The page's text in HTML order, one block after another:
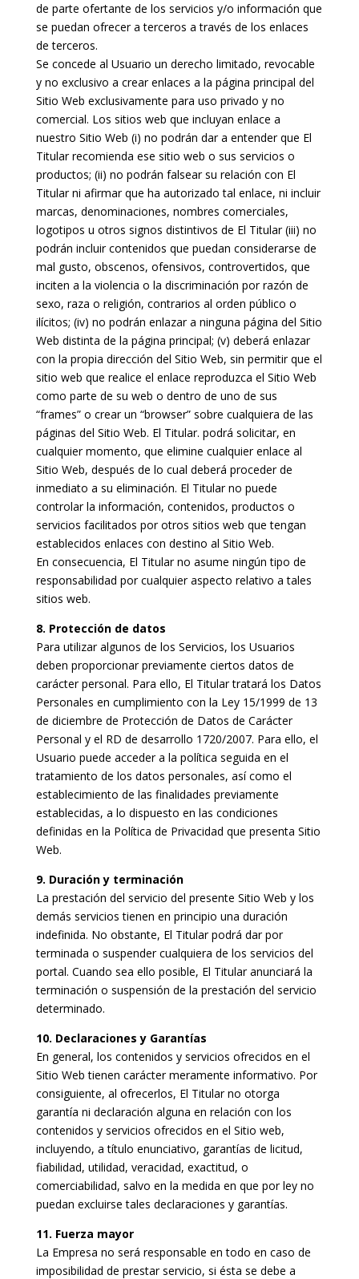
de parte ofertante de los servicios y/o información que
se puedan ofrecer a terceros a través de los enlaces
de terceros.
Se concede al Usuario un derecho limitado, revocable
y no exclusivo a crear enlaces a la página principal del
Sitio Web exclusivamente para uso privado y no
comercial. Los sitios web que incluyan enlace a
nuestro Sitio Web (i) no podrán dar a entender que El
Titular recomienda ese sitio web o sus servicios o
productos; (ii) no podrán falsear su relación con El
Titular ni afirmar que ha autorizado tal enlace, ni incluir
marcas, denominaciones, nombres comerciales,
logotipos u otros signos distintivos de El Titular (iii) no
podrán incluir contenidos que puedan considerarse de
mal gusto, obscenos, ofensivos, controvertidos, que
inciten a la violencia o la discriminación por razón de
sexo, raza o religión, contrarios al orden público o
ilícitos; (iv) no podrán enlazar a ninguna página del Sitio
Web distinta de la página principal; (v) deberá enlazar
con la propia dirección del Sitio Web, sin permitir que el
sitio web que realice el enlace reproduzca el Sitio Web
como parte de su web o dentro de uno de sus
“frames” o crear un “browser” sobre cualquiera de las
páginas del Sitio Web. El Titular. podrá solicitar, en
cualquier momento, que elimine cualquier enlace al
Sitio Web, después de lo cual deberá proceder de
inmediato a su eliminación. El Titular no puede
controlar la información, contenidos, productos o
servicios facilitados por otros sitios web que tengan
establecidos enlaces con destino al Sitio Web.
En consecuencia, El Titular no asume ningún tipo de
responsabilidad por cualquier aspecto relativo a tales
sitios web.
8. Protección de datos
Para utilizar algunos de los Servicios, los Usuarios
deben proporcionar previamente ciertos datos de
carácter personal. Para ello, El Titular tratará los Datos
Personales en cumplimiento con la Ley 15/1999 de 13
de diciembre de Protección de Datos de Carácter
Personal y el RD de desarrollo 1720/2007. Para ello, el
Usuario puede acceder a la política seguida en el
tratamiento de los datos personales, así como el
establecimiento de las finalidades previamente
establecidas, a lo dispuesto en las condiciones
definidas en la Política de Privacidad que presenta Sitio
Web.
9. Duración y terminación
La prestación del servicio del presente Sitio Web y los
demás servicios tienen en principio una duración
indefinida. No obstante, El Titular podrá dar por
terminada o suspender cualquiera de los servicios del
portal. Cuando sea ello posible, El Titular anunciará la
terminación o suspensión de la prestación del servicio
determinado.
10. Declaraciones y Garantías
En general, los contenidos y servicios ofrecidos en el
Sitio Web tienen carácter meramente informativo. Por
consiguiente, al ofrecerlos, El Titular no otorga
garantía ni declaración alguna en relación con los
contenidos y servicios ofrecidos en el Sitio web,
incluyendo, a título enunciativo, garantías de licitud,
fiabilidad, utilidad, veracidad, exactitud, o
comerciabilidad, salvo en la medida en que por ley no
puedan excluirse tales declaraciones y garantías.
11. Fuerza mayor
La Empresa no será responsable en todo en caso de
imposibilidad de prestar servicio, si ésta se debe a